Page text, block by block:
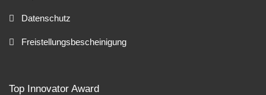
Datenschutz
Freistellungsbescheinigung
Top Innovator Award